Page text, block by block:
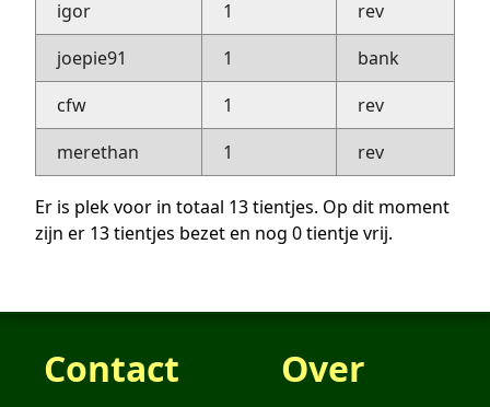
igor
1
rev
joepie91
1
bank
cfw
1
rev
merethan
1 rev
Er is plek voor in totaal 13 tientjes. Op dit moment
zijn er 13 tientjes bezet en nog 0 tientje vrij.
Contact Over